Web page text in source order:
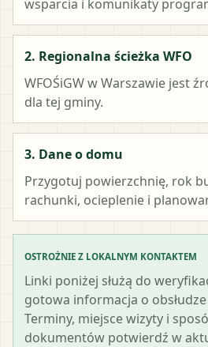
wsparcia i komunikaty
2. Regionalna ścieżka WFO
WFOŚiGW w Warszawie jest
dla tej gminy.
3. Dane o domu
Przygotuj powierzchnię, rok
rachunki, ocieplenie i
OSTROŻNIE Z LOKALNYM KONTAKTEM
Linki poniżej służą do
gotowa informacja o
Terminy, miejsce wizyty i
dokumentów potwierdź w